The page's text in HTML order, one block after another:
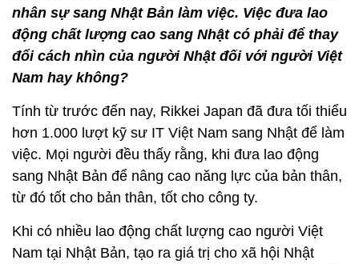
nhân sự sang Nhật Bản làm việc. Việc đưa lao
động chất lượng cao sang Nhật có phải để thay
đổi cách nhìn của người Nhật đối với người Việt
Nam hay không?
Tính từ trước đến nay, Rikkei Japan đã đưa tối thiểu
hơn 1.000 lượt kỹ sư IT Việt Nam sang Nhật để làm
việc. Mọi người đều thấy rằng, khi đưa lao động
sang Nhật Bản để nâng cao năng lực của bản thân,
từ đó tốt cho bản thân, tốt cho công ty.
Khi có nhiều lao động chất lượng cao người Việt
Nam tại Nhật Bản, tạo ra giá trị cho xã hội Nhật